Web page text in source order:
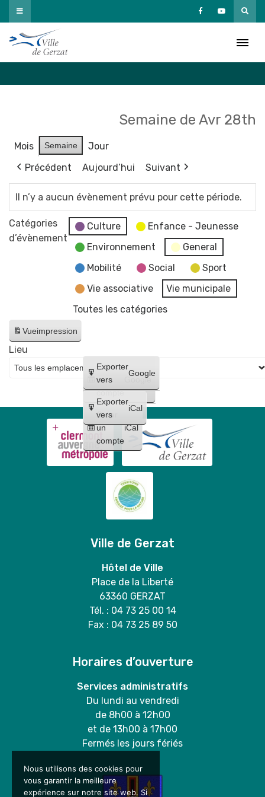
Passer
au
contenu
Semaine de Avr 28th
Mois Semaine
Jour
Précédent
Aujourd’hui Suivant
Il n’y a aucun évènement prévu pour cette période.
Catégories
d’évènement
Culture
Enfance - Jeunesse
Environnement
General
Mobilité
Social
Sport
Vie associative
Vie municipale
Toutes les catégories
Vueimpression
Créer
un
compte
Google
Créer
un
compte
iCal
Exporter
vers
Google
Exporter
vers
iCal
Lieu
Ville de Gerzat
Hôtel de Ville
Place de la Liberté
63360 GERZAT
Tél. : 04 73 25 00 14
Fax : 04 73 25 89 50
Horaires d’ouverture
Services administratifs
Du lundi au vendredi
de 8h00 à 12h00
et de 13h00 à 17h00
Fermés les jours fériés
Nous utilisons des cookies pour
vous garantir la meilleure
expérience sur notre site web. Si